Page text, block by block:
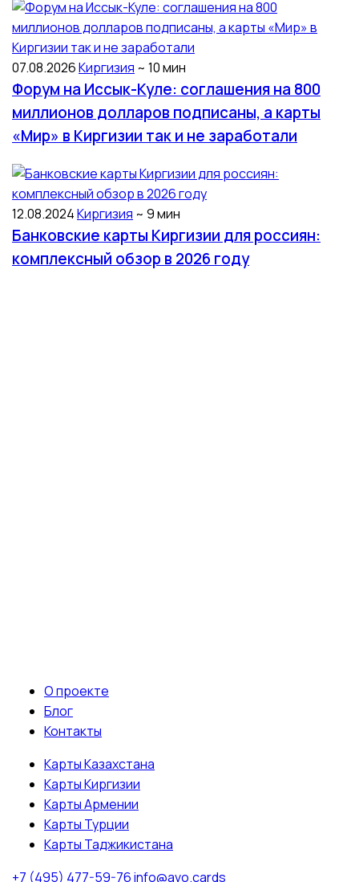
07.08.2026Киргизия ~ 10 мин
Форум на Иссык-Куле: соглашения на 800
миллионов долларов подписаны, а карты
«Мир» в Киргизии так и не заработали
12.08.2024Киргизия ~ 9 мин
Банковские карты Киргизии для россиян:
комплексный обзор в 2026 году
О проекте
Блог
Контакты
Карты Казахстана
Карты Киргизии
Карты Армении
Карты Турции
Карты Таджикистана
+7 (495) 477-59-76info@avo.cards